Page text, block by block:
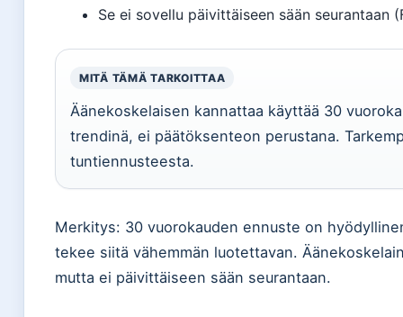
Se ei sovellu päivittäiseen sään seurantaan
MITÄ TÄMÄ TARKOITTAA
Äänekoskelaisen kannattaa käyttää 30
trendinä, ei päätöksenteon perustana.
tuntiennusteesta.
Merkitys: 30 vuorokauden ennuste on
tekee siitä vähemmän luotettavan.
mutta ei päivittäiseen sään seurantaan.